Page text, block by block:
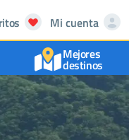
Mi cuenta
Mejores
destinos